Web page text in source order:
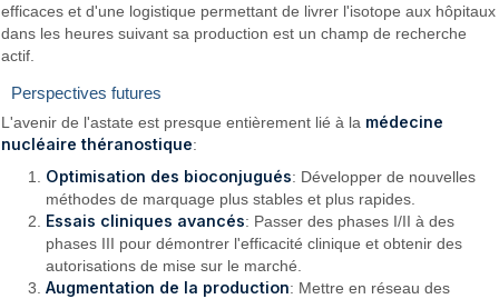
efficaces et d'une logistique permettant de livrer l'isotope aux hôpitaux
dans les heures suivant sa production est un champ de recherche
actif.
Perspectives futures
L'avenir de l'astate est presque entièrement lié à la médecine
nucléaire théranostique:
Optimisation des bioconjugués: Développer de nouvelles
méthodes de marquage plus stables et plus rapides.
Essais cliniques avancés: Passer des phases I/II à des
phases III pour démontrer l'efficacité clinique et obtenir des
autorisations de mise sur le marché.
Augmentation de la production: Mettre en réseau des